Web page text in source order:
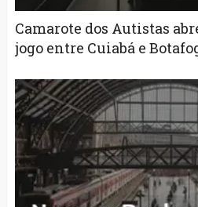
Camarote dos Autistas
jogo entre Cuiabá e